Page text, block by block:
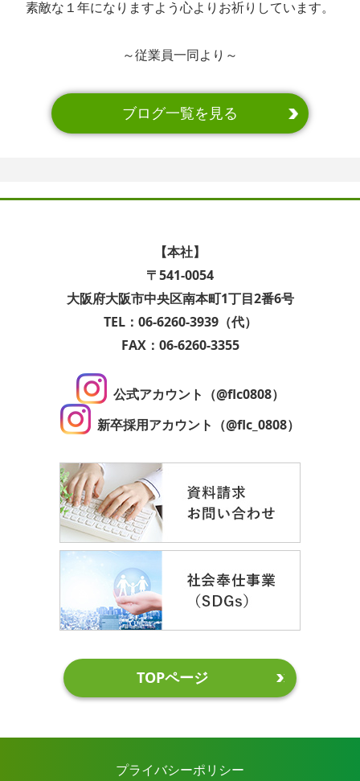
素敵な１年になりますよう心よりお祈りしています。
～従業員一同より～
ブログ一覧を見る
【本社】
〒541-0054
大阪府大阪市中央区南本町1丁目2番6号
TEL：06-6260-3939（代）
FAX：06-6260-3355
公式アカウント（@flc0808）
新卒採用アカウント（@flc_0808）
TOPページ
プライバシーポリシー